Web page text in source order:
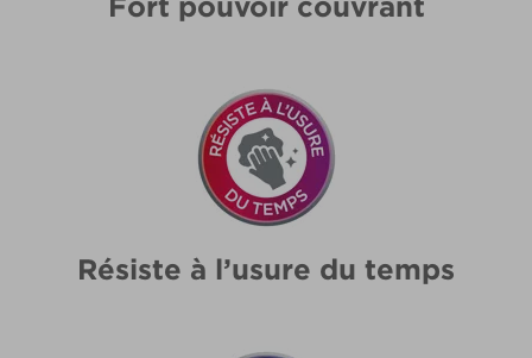
Résiste à l’usure du temps